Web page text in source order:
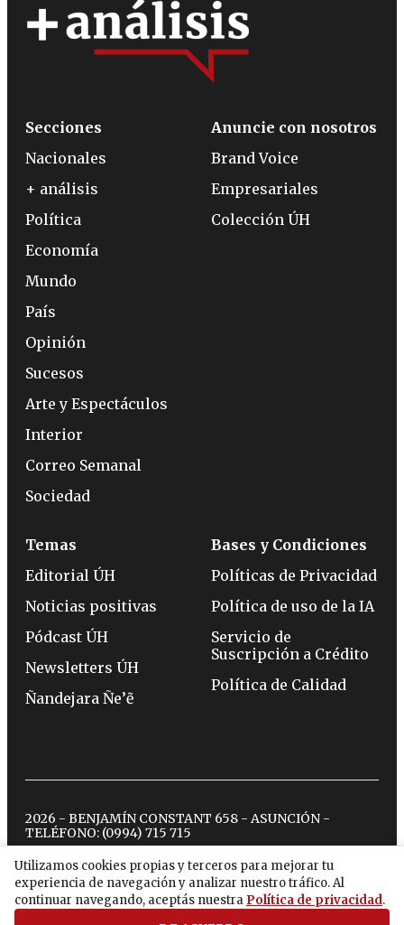
Utilizamos cookies propias y terceros para mejorar tu
experiencia de navegación y analizar nuestro tráfico. Al
continuar navegando, aceptás nuestra Política de privacidad.
Secciones
Nacionales
+ análisis
Política
Economía
Mundo
País
Opinión
Sucesos
Arte y Espectáculos
Interior
Correo Semanal
Sociedad
Anuncie con nosotros
Brand Voice
Empresariales
Colección ÚH
Temas
Editorial ÚH
Noticias positivas
Pódcast ÚH
Newsletters ÚH
Ñandejara Ñe’ẽ
Bases y Condiciones
Políticas de Privacidad
Política de uso de la IA
Servicio de
Suscripción a Crédito
Política de Calidad
2026 - BENJAMÍN CONSTANT 658 - ASUNCIÓN -
TELÉFONO: (0994) 715 715
twitterinstagram
facebook
tiktokyoutubespotify